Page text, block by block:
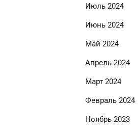
Июль 2024
Июнь 2024
Май 2024
Апрель 2024
Март 2024
Февраль 2024
Ноябрь 2023